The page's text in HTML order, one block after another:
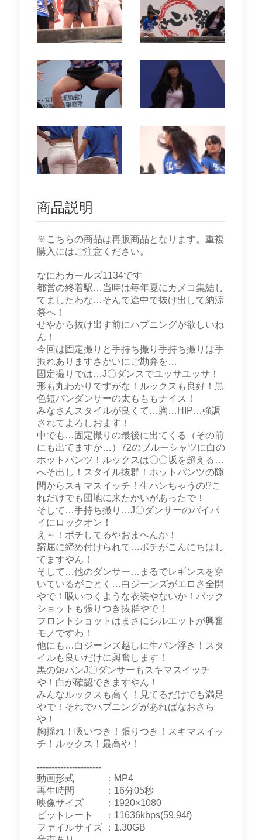
商品説明
※こちらの商品は再販商品となります。重複
購入にはご注意ください。
なにわガールズ1134です
都営の終着駅…当時は毎年夏にカメコ集結し
てましたわな…そんで途中で抜け出して納涼
祭へ！
せやから抜け出す前にハプニングが欲しいね
ん！
今回は固定撮りと手持ち撮り手持ち撮りは手
振れありますさかいにご勘弁を…
固定撮りでは…J〇ダンスでユッサユッサ！
形も丸わかりですがな！ルックスも良好！黒
色短パンダンサーの太もももナイス！
みなさんスタイルが良くて…胸…HIP…強調
されてよろしおます！
中でも…固定撮りの最後に出てくる（その前
にも出てますが…）72のブルーシャツに白の
ホットパンツ！ルックスは〇〇坂を超える…
へそ出し！スタイル抜群！ホットパンツの隙
間からスキマスイッチ！生パンちゃうの⁉こ
れだけでも団地に来たかいがあったで！
そして…手持ち撮り…J〇ダンサーのパイパ
イにロックオン！
え～！ポチしてるやおまへんか！
窮屈に締め付けられて…ポチがこんにちはし
てますやん！
そして…他のダンサー…まるでレギンスを穿
いているがごとく…白ジーンズがエロさ全開
やで！吸いつくような衣装やないか！バック
ショットも張りつき抜群やで！
フロントショットはまさにシルエットが興奮
モノですわ！
他にも…白ジーンズ越しに生パン浮き！スタ
イルも良いだけに興奮します！
黒の短パンJ〇ダンサーもスキマスイッチ
や！白が確認できますやん！
みんなルックスも高く！見てるだけでも満足
やで！それでハプニングがあればなおさら
や！
胸揺れ！吸いつき！張りつき！スキマスイッ
チ！ルックス！最高や！
----------------------
動画形式 ：MP4
再生時間 ：16分05秒
映像サイズ ：1920×1080
ビットレート ：11636kbps(59.94f)
ファイルサイズ ：1.30GB